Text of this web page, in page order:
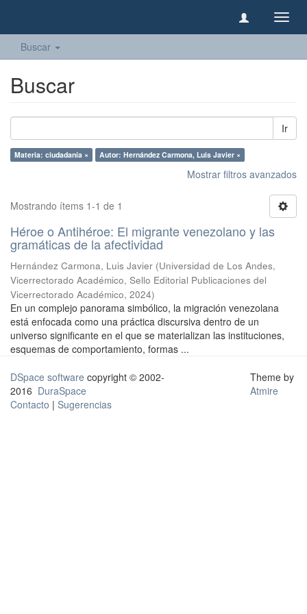
Buscar
Buscar
Ir
Materia: ciudadanía × Autor: Hernández Carmona, Luis Javier ×
Mostrar filtros avanzados
Mostrando ítems 1-1 de 1
Héroe o Antihéroe: El migrante venezolano y las
gramáticas de la afectividad
Hernández Carmona, Luis Javier (Universidad de Los Andes,
Vicerrectorado Académico, Sello Editorial Publicaciones del
Vicerrectorado Académico, 2024)
En un complejo panorama simbólico, la migración venezolana
está enfocada como una práctica discursiva dentro de un
universo significante en el que se materializan las instituciones,
esquemas de comportamiento, formas ...
DSpace software copyright © 2002-
2016 DuraSpace
Contacto | Sugerencias
Theme by
Atmire